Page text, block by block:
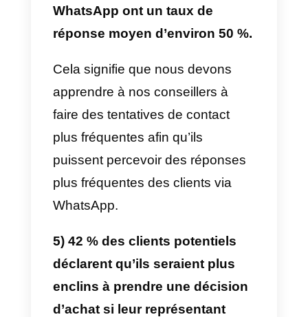
est très facile de perdre le
contrôle de chaque piste. Il est
donc très important de
comprendre comment résoudre
ce type de problème, car seuls
% des vendeurs parviennent à
assurer le suivi des pistes via ces
canaux.
3) 55% des clients rejettent
quatre fois les offres ou les
promotions avant de prendre